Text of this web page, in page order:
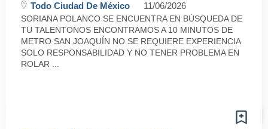
Todo Ciudad De México 11/06/2026
SORIANA POLANCO SE ENCUENTRA EN BÚSQUEDA DE
TU TALENTONOS ENCONTRAMOS A 10 MINUTOS DE
METRO SAN JOAQUÍN NO SE REQUIERE EXPERIENCIA
SOLO RESPONSABILIDAD Y NO TENER PROBLEMA EN
ROLAR ...